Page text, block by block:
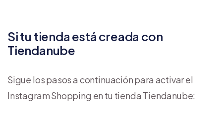
Si tu tienda está creada con
Tiendanube
Sigue los pasos a continuación para activar el
Instagram Shopping en tu tienda Tiendanube: